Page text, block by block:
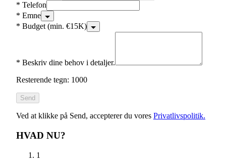
* Telefon
* Emne
* Budget (min. €15K)
* Beskriv dine behov i detaljer.
Resterende tegn: 1000
Send
Ved at klikke på Send, accepterer du vores Privatlivspolitik.
HVAD NU?
1